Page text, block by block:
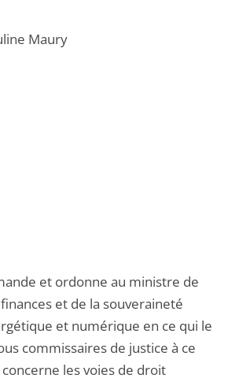
Maury
et ordonne au ministre de
et de la souveraineté
et numérique en ce qui le
commissaires de justice à ce
les voies de droit